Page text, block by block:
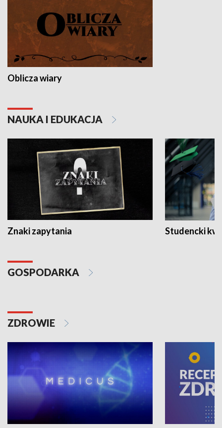
Oblicza wiary
NAUKA I EDUKACJA
Znaki zapytania Studencki
GOSPODARKA
ZDROWIE